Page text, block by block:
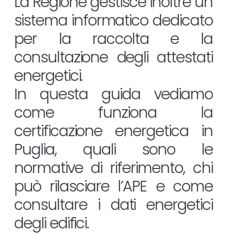
sistema informatico dedicato
per la raccolta e la
consultazione degli attestati
energetici.
In questa guida vediamo
come funziona la
certificazione energetica in
Puglia, quali sono le
normative di riferimento, chi
può rilasciare l’APE e come
consultare i dati energetici
degli edifici.